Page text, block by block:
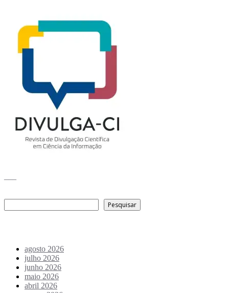
Pesquisar
agosto 2026
julho 2026
junho 2026
maio 2026
abril 2026